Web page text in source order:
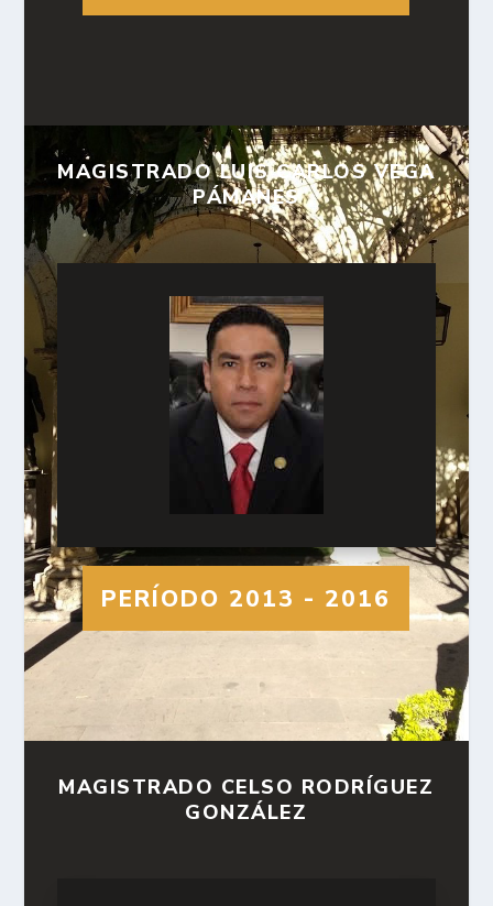
MAGISTRADO LUIS CARLOS VEGA
PÁMANES
PERÍODO 2013 - 2016
MAGISTRADO CELSO RODRÍGUEZ
GONZÁLEZ